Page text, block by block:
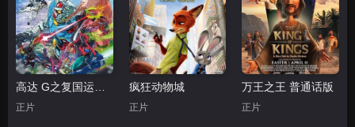
正片
疯狂动物城
正片
万王之王 普通话版
正片